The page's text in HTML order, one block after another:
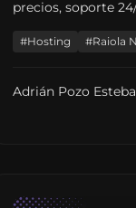
precios, soporte
quién lo
#Hosting #Raiola
Adrián Pozo